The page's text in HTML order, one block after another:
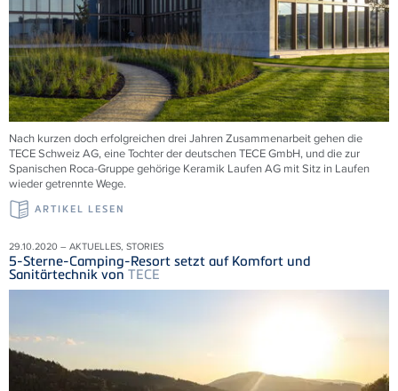
Nach kurzen doch erfolgreichen drei Jahren Zusammenarbeit gehen die
TECE Schweiz AG, eine Tochter der deutschen TECE GmbH, und die zur
Spanischen Roca-Gruppe gehörige Keramik Laufen AG mit Sitz in Laufen
wieder getrennte Wege.
ARTIKEL LESEN
29.10.2020 – AKTUELLES, STORIES
5-Sterne-Camping-Resort setzt auf Komfort und
Sanitärtechnik von TECE